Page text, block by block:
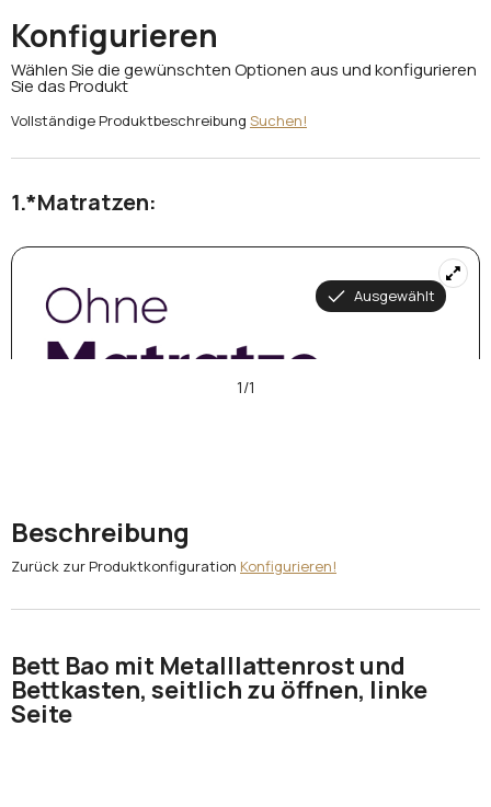
Konfigurieren
Wählen Sie die gewünschten Optionen aus und konfigurieren
Sie das Produkt
Vollständige Produktbeschreibung Suchen!
*Matratzen:
1/1
Beschreibung
Zurück zur Produktkonfiguration Konfigurieren!
Bett Bao mit Metalllattenrost und
Bettkasten, seitlich zu öffnen, linke
Seite